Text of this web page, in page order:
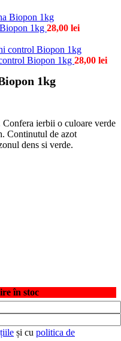
1kg 28,00 lei
Biopon 1kg 28,00 lei
1kg
Confera ierbii o culoare verde
Continutul de azot
dens si verde.
în stoc
și cu politica de